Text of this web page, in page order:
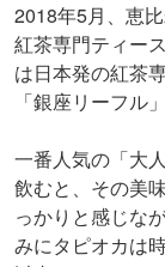
2018年5月、恵
紅茶専門ティー
は日本発の紅茶
「銀座リーフル
一番人気の「大
飲むと、その美
っかりと感じな
みにタピオカは